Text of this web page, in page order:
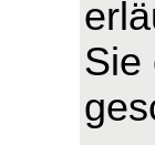
Sie